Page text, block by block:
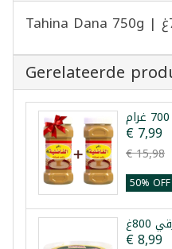
Gerelateerde
€ 7,99
€ 15,98
50% OFF
€ 8,99